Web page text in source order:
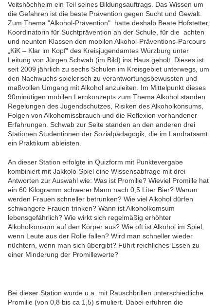
Veitshöchheim ein Teil seines Bildungsauftrags. Das Wissen um
die Gefahren ist die beste Prävention gegen Sucht und Gewalt.
Zum Thema "Alkohol-Prävention" hatte deshalb Beate Hofstetter,
Koordinatorin für Suchtprävention an der Schule, für die achten
und neunten Klassen den mobilen Alkohol-Präventions-Parcours
„KiK – Klar im Kopf“ des Kreisjugendamtes Würzburg unter
Leitung von Jürgen Schwab (im Bild) ins Haus geholt. Dieses ist
seit 2009 jährlich zu sechs Schulen im Kreisgebiet unterwegs, um
den Nachwuchs spielerisch zu verantwortungsbewussten und
maßvollen Umgang mit Alkohol anzuleiten. Im Mittelpunkt dieses
90minütigen mobilen Lernkonzepts zum Thema Alkohol standen
Regelungen des Jugendschutzes, Risiken des Alkoholkonsums,
Folgen von Alkohomissbrauch und die Reflexion vorhandener
Erfahrungen. Schwab zur Seite standen an den anderen drei
Stationen Studentinnen der Sozialpädagogik, die im Landratsamt
ein Praktikum ableisten.
An dieser Station erfolgte in Quizform mit Punktevergabe
kombiniert mit Jakkolo-Spiel eine Wissensabfrage mit drei
Antworten zur Auswahl wie: Was ist Promille? Wieviel Promille hat
ein 60 Kilogramm schwerer Mann nach 0,5 Liter Bier? Warum
werden Frauen schneller betrunken? Wie viel Alkohol dürfen
schwangere Frauen trinken? Wann ist Alkoholkomsum
lebensgefährlich? Wie wirkt sich regelmäßig erhöhter
Alkoholkonsum auf den Körper aus? Wie oft ist Alkohol im Spiel,
wenn Leute aus der Rolle fallen? Wird man schneller wieder
nüchtern, wenn man sich übergibt? Führt reichliches Essen zu
einer Minderung der Promillewerte?
Bei dieser Station wurde u.a. mit Rauschbrillen unterschiedliche
Promille (von 0,8 bis ca 1,5) simuliert. Dabei erfuhren die